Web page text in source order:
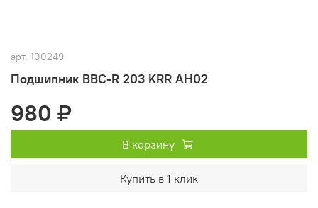
арт. 100249
Подшипник BBC-R 203 KRR AH02
980 ₽
В корзину
Купить в 1 клик